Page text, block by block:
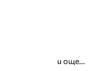
и още...